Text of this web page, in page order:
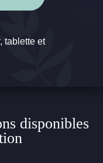
tablette et
disponibles